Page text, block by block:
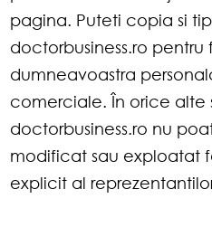
pagina. Puteti copia si
doctorbusiness.ro pentru
dumneavoastra
comerciale. În orice alte
doctorbusiness.ro nu
modificat sau exploatat
explicit al